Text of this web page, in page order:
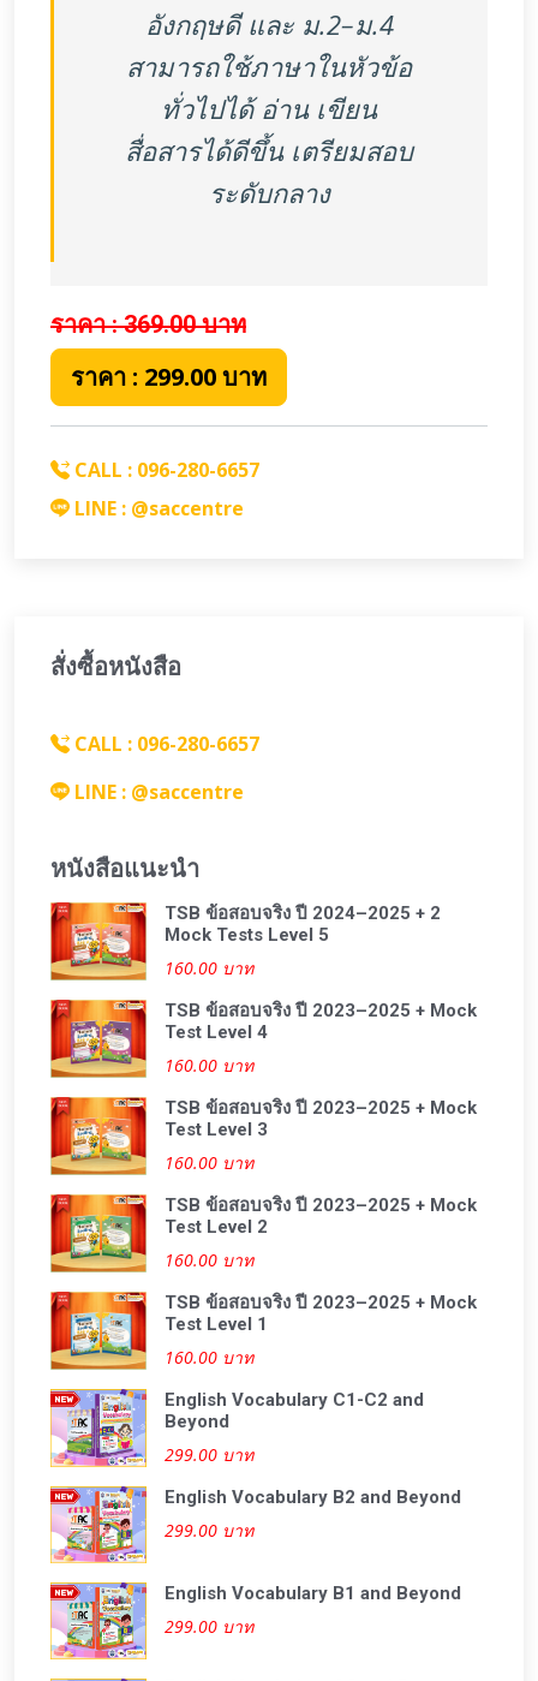
อังกฤษดี และ ม.2–ม.4
สามารถใช้ภาษาในหัวข้อ
ทั่วไปได้ อ่าน เขียน
สื่อสารได้ดีขึ้น เตรียมสอบ
ระดับกลาง
ราคา : 369.00บาท
ราคา : 299.00 บาท
CALL : 096-280-6657
LINE : @saccentre
สั่งซื้อหนังสือ
CALL : 096-280-6657
LINE : @saccentre
หนังสือแนะนำ
TSB ข้อสอบจริง ปี 2024–2025 + 2
Mock Tests Level 5
160.00 บาท
TSB ข้อสอบจริง ปี 2023–2025 + Mock
Test Level 4
160.00 บาท
TSB ข้อสอบจริง ปี 2023–2025 + Mock
Test Level 3
160.00 บาท
TSB ข้อสอบจริง ปี 2023–2025 + Mock
Test Level 2
160.00 บาท
TSB ข้อสอบจริง ปี 2023–2025 + Mock
Test Level 1
160.00 บาท
English Vocabulary C1-C2 and
Beyond
299.00 บาท
English Vocabulary B2 and Beyond
299.00 บาท
English Vocabulary B1 and Beyond
299.00 บาท